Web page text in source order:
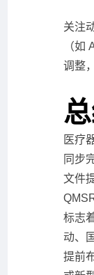
关注
（如
调整
医疗
同步
文件
标志
动、
提前